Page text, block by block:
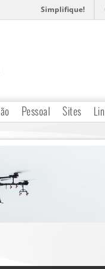
Simplifique!
Pessoal Sites